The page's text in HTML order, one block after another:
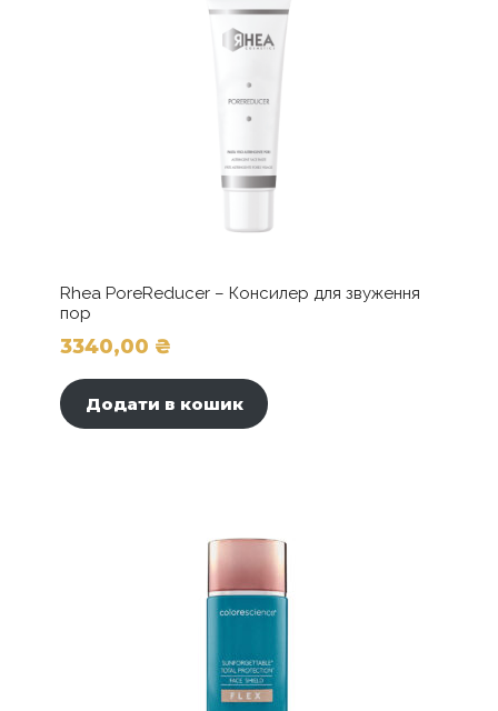
Rhea PoreReducer – Консилер для звуження
пор
3340,00 ₴
Додати в кошик